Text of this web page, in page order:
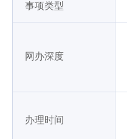
事项类型
网办深度
办理时间